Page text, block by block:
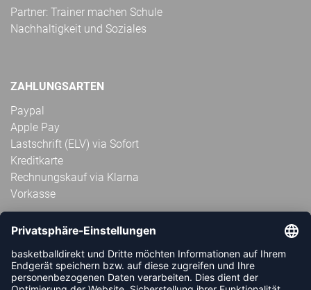
Partner: Trainer machen Schule
Nachhaltigkeit und Soziales
ZAHLUNGSARTEN
Paypal
Apple Pay
Lastschrift (ELV) via Sofort
Kreditkarte
Rechnungskauf via Klarna
Vorkasse
ABONNIERE JETZT DEN KOSTENLOSEN
HANDBALLDIREKT-NEWSLETTER UND VERPASSE KEINE
NEUIGKEIT ODER AKTION MEHR.